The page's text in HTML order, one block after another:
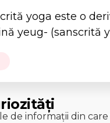
yoga este o
yeug- (sanscrită
de informații din care